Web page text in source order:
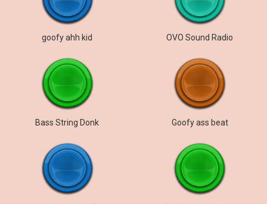
goofy ahh kid OVO Sound Radio
Bass String Donk Goofy ass beat